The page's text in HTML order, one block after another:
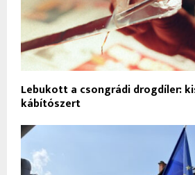
Lebukott a csongrádi drogdíler:
kábítószert